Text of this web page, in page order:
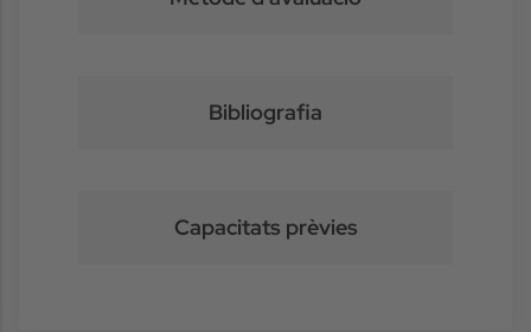
Bibliografia
Capacitats prèvies